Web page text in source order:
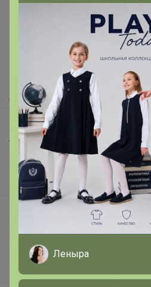
Как здесь все устроено?
Как сделать заказ?
Как получить?
Доставка
Шоурумы
Торговые марки
Наша команда
В наличии
Подарочные сертификаты
Реклама на сайте
Поставщикам
Вакансии
Леныра